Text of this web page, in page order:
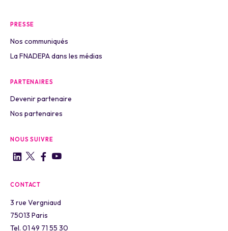
PRESSE
Nos communiqués
La FNADEPA dans les médias
PARTENAIRES
Devenir partenaire
Nos partenaires
NOUS SUIVRE
CONTACT
3 rue Vergniaud
75013 Paris
Tel. 01 49 71 55 30